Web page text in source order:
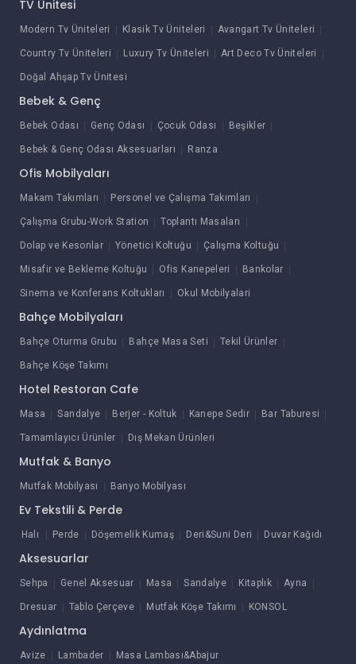
TV Ünitesi
Modern Tv Üniteleri Klasik Tv Üniteleri Avangart Tv Üniteleri
Country Tv Üniteleri Luxury Tv Üniteleri Art Deco Tv Üniteleri
Doğal Ahşap Tv Ünitesi
Bebek & Genç
Bebek Odası Genç Odası Çocuk Odası Beşikler
Bebek & Genç Odası Aksesuarları Ranza
Ofis Mobilyaları
Makam Takımları Personel ve Çalışma Takımları
Çalışma Grubu-Work Station Toplantı Masaları
Dolap ve Kesonlar Yönetici Koltuğu Çalışma Koltuğu
Misafir ve Bekleme Koltuğu Ofis Kanepeleri Bankolar
Sinema ve Konferans Koltukları Okul Mobilyalari
Bahçe Mobilyaları
Bahçe Oturma Grubu Bahçe Masa Seti Tekil Ürünler
Bahçe Köşe Takımı
Hotel Restoran Cafe
Masa Sandalye Berjer - Koltuk Kanepe Sedir Bar Taburesi
Tamamlayıcı Ürünler Dış Mekan Ürünleri
Mutfak & Banyo
Mutfak Mobilyası Banyo Mobilyası
Ev Tekstili & Perde
Halı Perde Döşemelik Kumaş Deri&Suni Deri Duvar Kağıdı
Aksesuarlar
Sehpa Genel Aksesuar Masa Sandalye Kitaplık Ayna
Dresuar Tablo Çerçeve Mutfak Köşe Takımı KONSOL
Aydınlatma
Avize Lambader Masa Lambası&Abajur